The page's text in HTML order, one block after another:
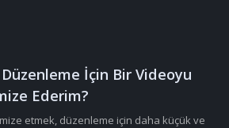
Düzenleme İçin Bir Videoyu
Ederim?
etmek, düzenleme için daha küçük ve